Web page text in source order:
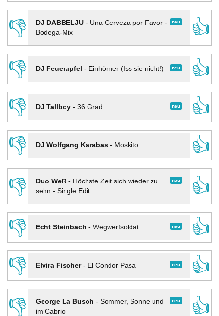
👎
neu
DJ DABBELJU- Una Cerveza por Favor -
Bodega-Mix
👍
👎
neu
DJ Feuerapfel - Einhörner (Iss sie nicht!)
👍
👎
neu
DJ Tallboy- 36 Grad
👍
👎
DJ Wolfgang Karabas- Moskito
👍
👎
neu
Duo WeR- Höchste Zeit sich wieder zu
sehn - Single Edit
👍
👎
neu
Echt Steinbach - Wegwerfsoldat
👍
👎
neu
Elvira Fischer- El Condor Pasa
👍
👎
neu
George La Busch - Sommer, Sonne und
im Cabrio
👍